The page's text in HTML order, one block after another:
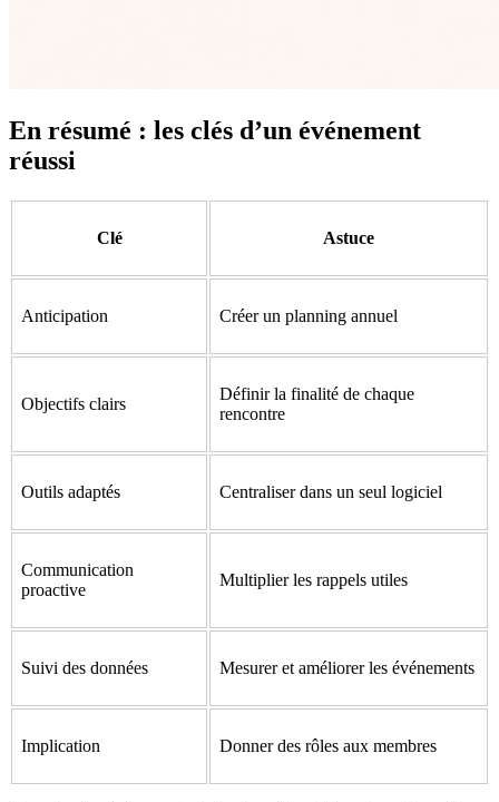
En résumé : les clés d’un événement
réussi
Clé Astuce
Anticipation Créer un planning annuel
Objectifs clairs
Définir la finalité de chaque
rencontre
Outils adaptés Centraliser dans un seul logiciel
Communication
proactive
Multiplier les rappels utiles
Suivi des données Mesurer et améliorer les événements
Implication Donner des rôles aux membres